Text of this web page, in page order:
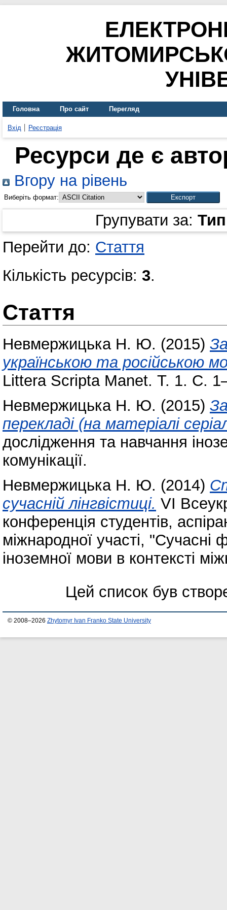
Головна Про сайт Перегляд
Вхід Реєстрація
Ресурси де є
Вгору на рівень
Виберіть формат:
Групувати за:
Перейти до: Стаття
Кількість ресурсів: 3.
Стаття
Невмержицька Н. Ю. (2015)
українською та російською
Littera Scripta Manet. Т. 1. С.
Невмержицька Н. Ю. (2015)
перекладі (на матеріалі
дослідження та навчання
комунікації.
Невмержицька Н. Ю. (2014)
сучасній лінгвістиці. VI
конференція студентів,
міжнародної участі, "Сучасні
іноземної мови в контексті
Цей список був
© 2008–2026 Zhytomyr Ivan Franko State University